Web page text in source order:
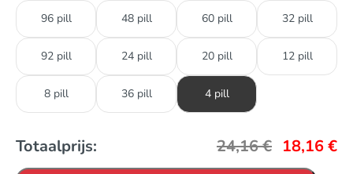
96 pill 48 pill 60 pill 32 pill
92 pill 24 pill 20 pill 12 pill
8 pill 36 pill 4 pill
Totaalprijs: 24,16€ 18,16€